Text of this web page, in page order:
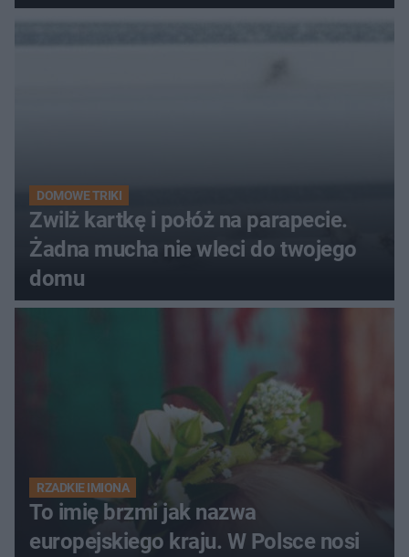
DOMOWE TRIKI
Zwilż kartkę i połóż na parapecie.
Żadna mucha nie wleci do twojego
domu
RZADKIE IMIONA
To imię brzmi jak nazwa
europejskiego kraju. W Polsce nosi